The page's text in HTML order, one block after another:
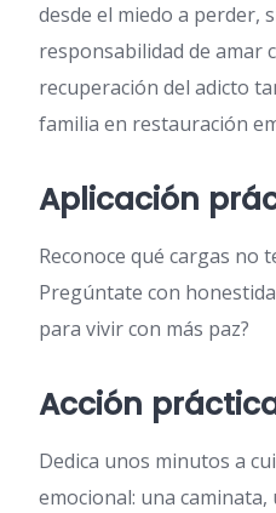
desde el miedo a perder,
responsabilidad de amar
recuperación del adicto
familia en restauración
Aplicación
Reconoce qué cargas no
Pregúntate con
para vivir con más paz?
Acción
Dedica unos minutos a
emocional: una